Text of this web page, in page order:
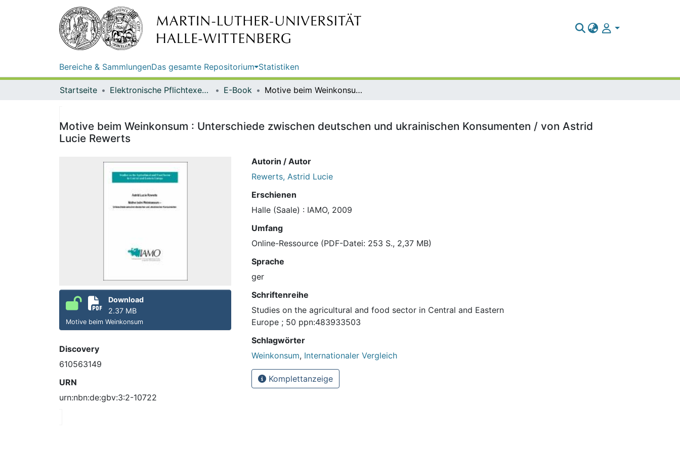
Bereiche & SammlungenDas gesamte Repositorium Statistiken
Startseite Elektronische Pflichtexemplare E-Book Motive beim Weinkonsum : Unterschiede zwischen deutschen und ukrainischen Konsumenten / von Astrid Lucie Rewerts
Motive beim Weinkonsum : Unterschiede zwischen deutschen und ukrainischen Konsumenten / von Astrid
Lucie Rewerts
Download
2.37 MB
Motive beim Weinkonsum
Discovery
610563149
URN
urn:nbn:de:gbv:3:2-10722
Autorin / Autor
Rewerts, Astrid Lucie
Erschienen
Halle (Saale) : IAMO, 2009
Umfang
Online-Ressource (PDF-Datei: 253 S., 2,37 MB)
Sprache
ger
Schriftenreihe
Studies on the agricultural and food sector in Central and Eastern
Europe ; 50 ppn:483933503
Schlagwörter
Weinkonsum, Internationaler Vergleich
Komplettanzeige